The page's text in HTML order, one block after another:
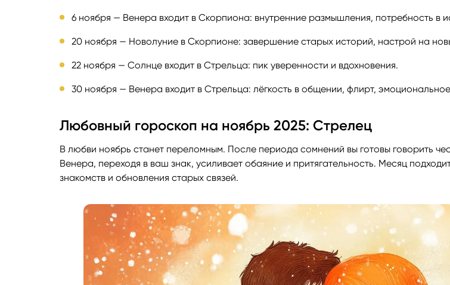
6 ноября — Венера входит в Скорпиона: внутренние размышления, потребность в
20 ноября — Новолуние в Скорпионе: завершение старых историй, настрой на
22 ноября — Солнце входит в Стрельца: пик уверенности и вдохновения.
30 ноября — Венера входит в Стрельца: лёгкость в общении, флирт,
Любовный гороскоп на ноябрь 2025: Стрелец
В любви ноябрь станет переломным. После периода сомнений вы готовы говорить
Венера, переходя в ваш знак, усиливает обаяние и притягательность. Месяц
знакомств и обновления старых связей.